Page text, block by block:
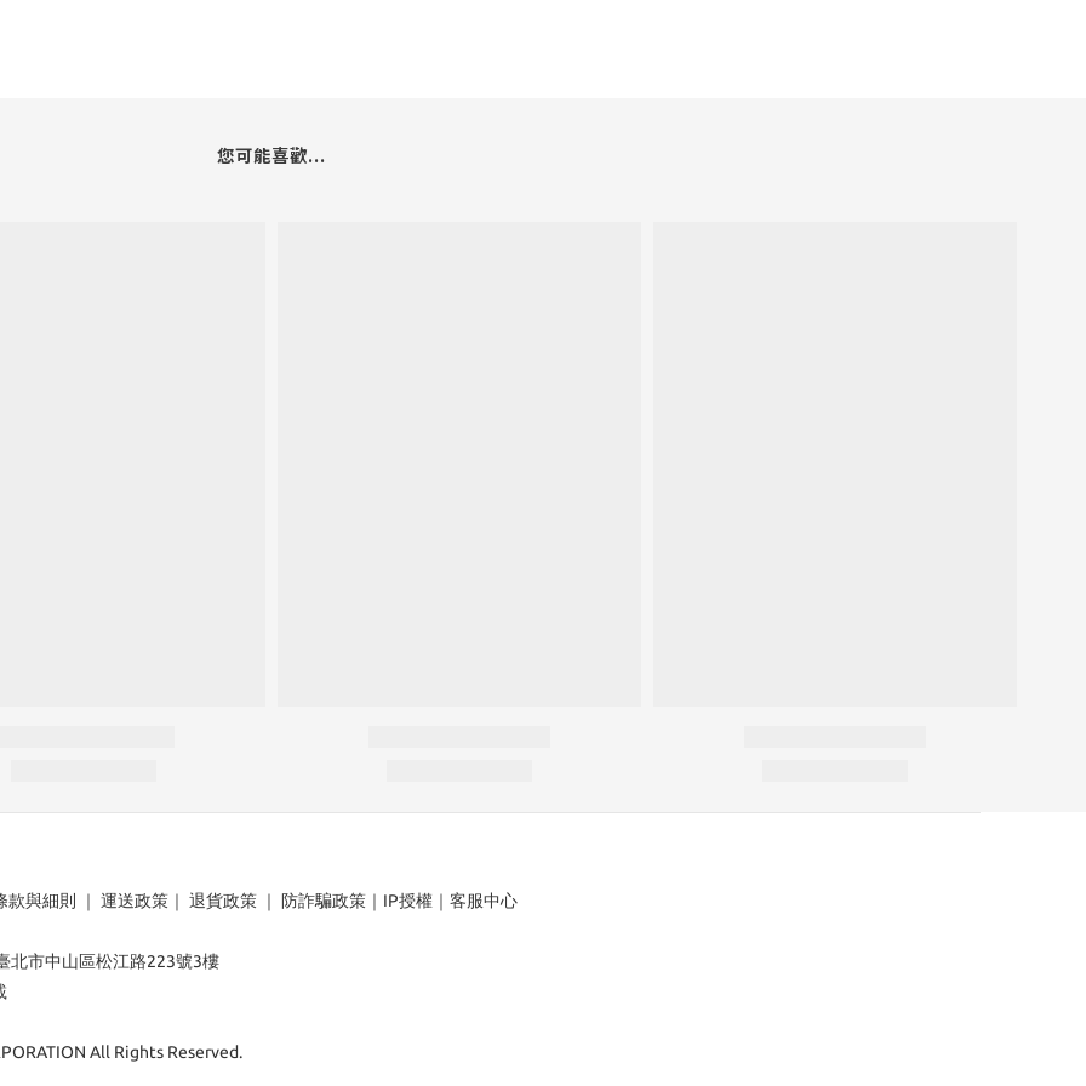
您可能喜歡...
款與細則 ｜ 運送政策 ｜ 退貨政策 ｜ 防詐騙政策 ｜ IP授權 ｜ 客服中心
北市中山區松江路223號3樓
All Rights Reserved.